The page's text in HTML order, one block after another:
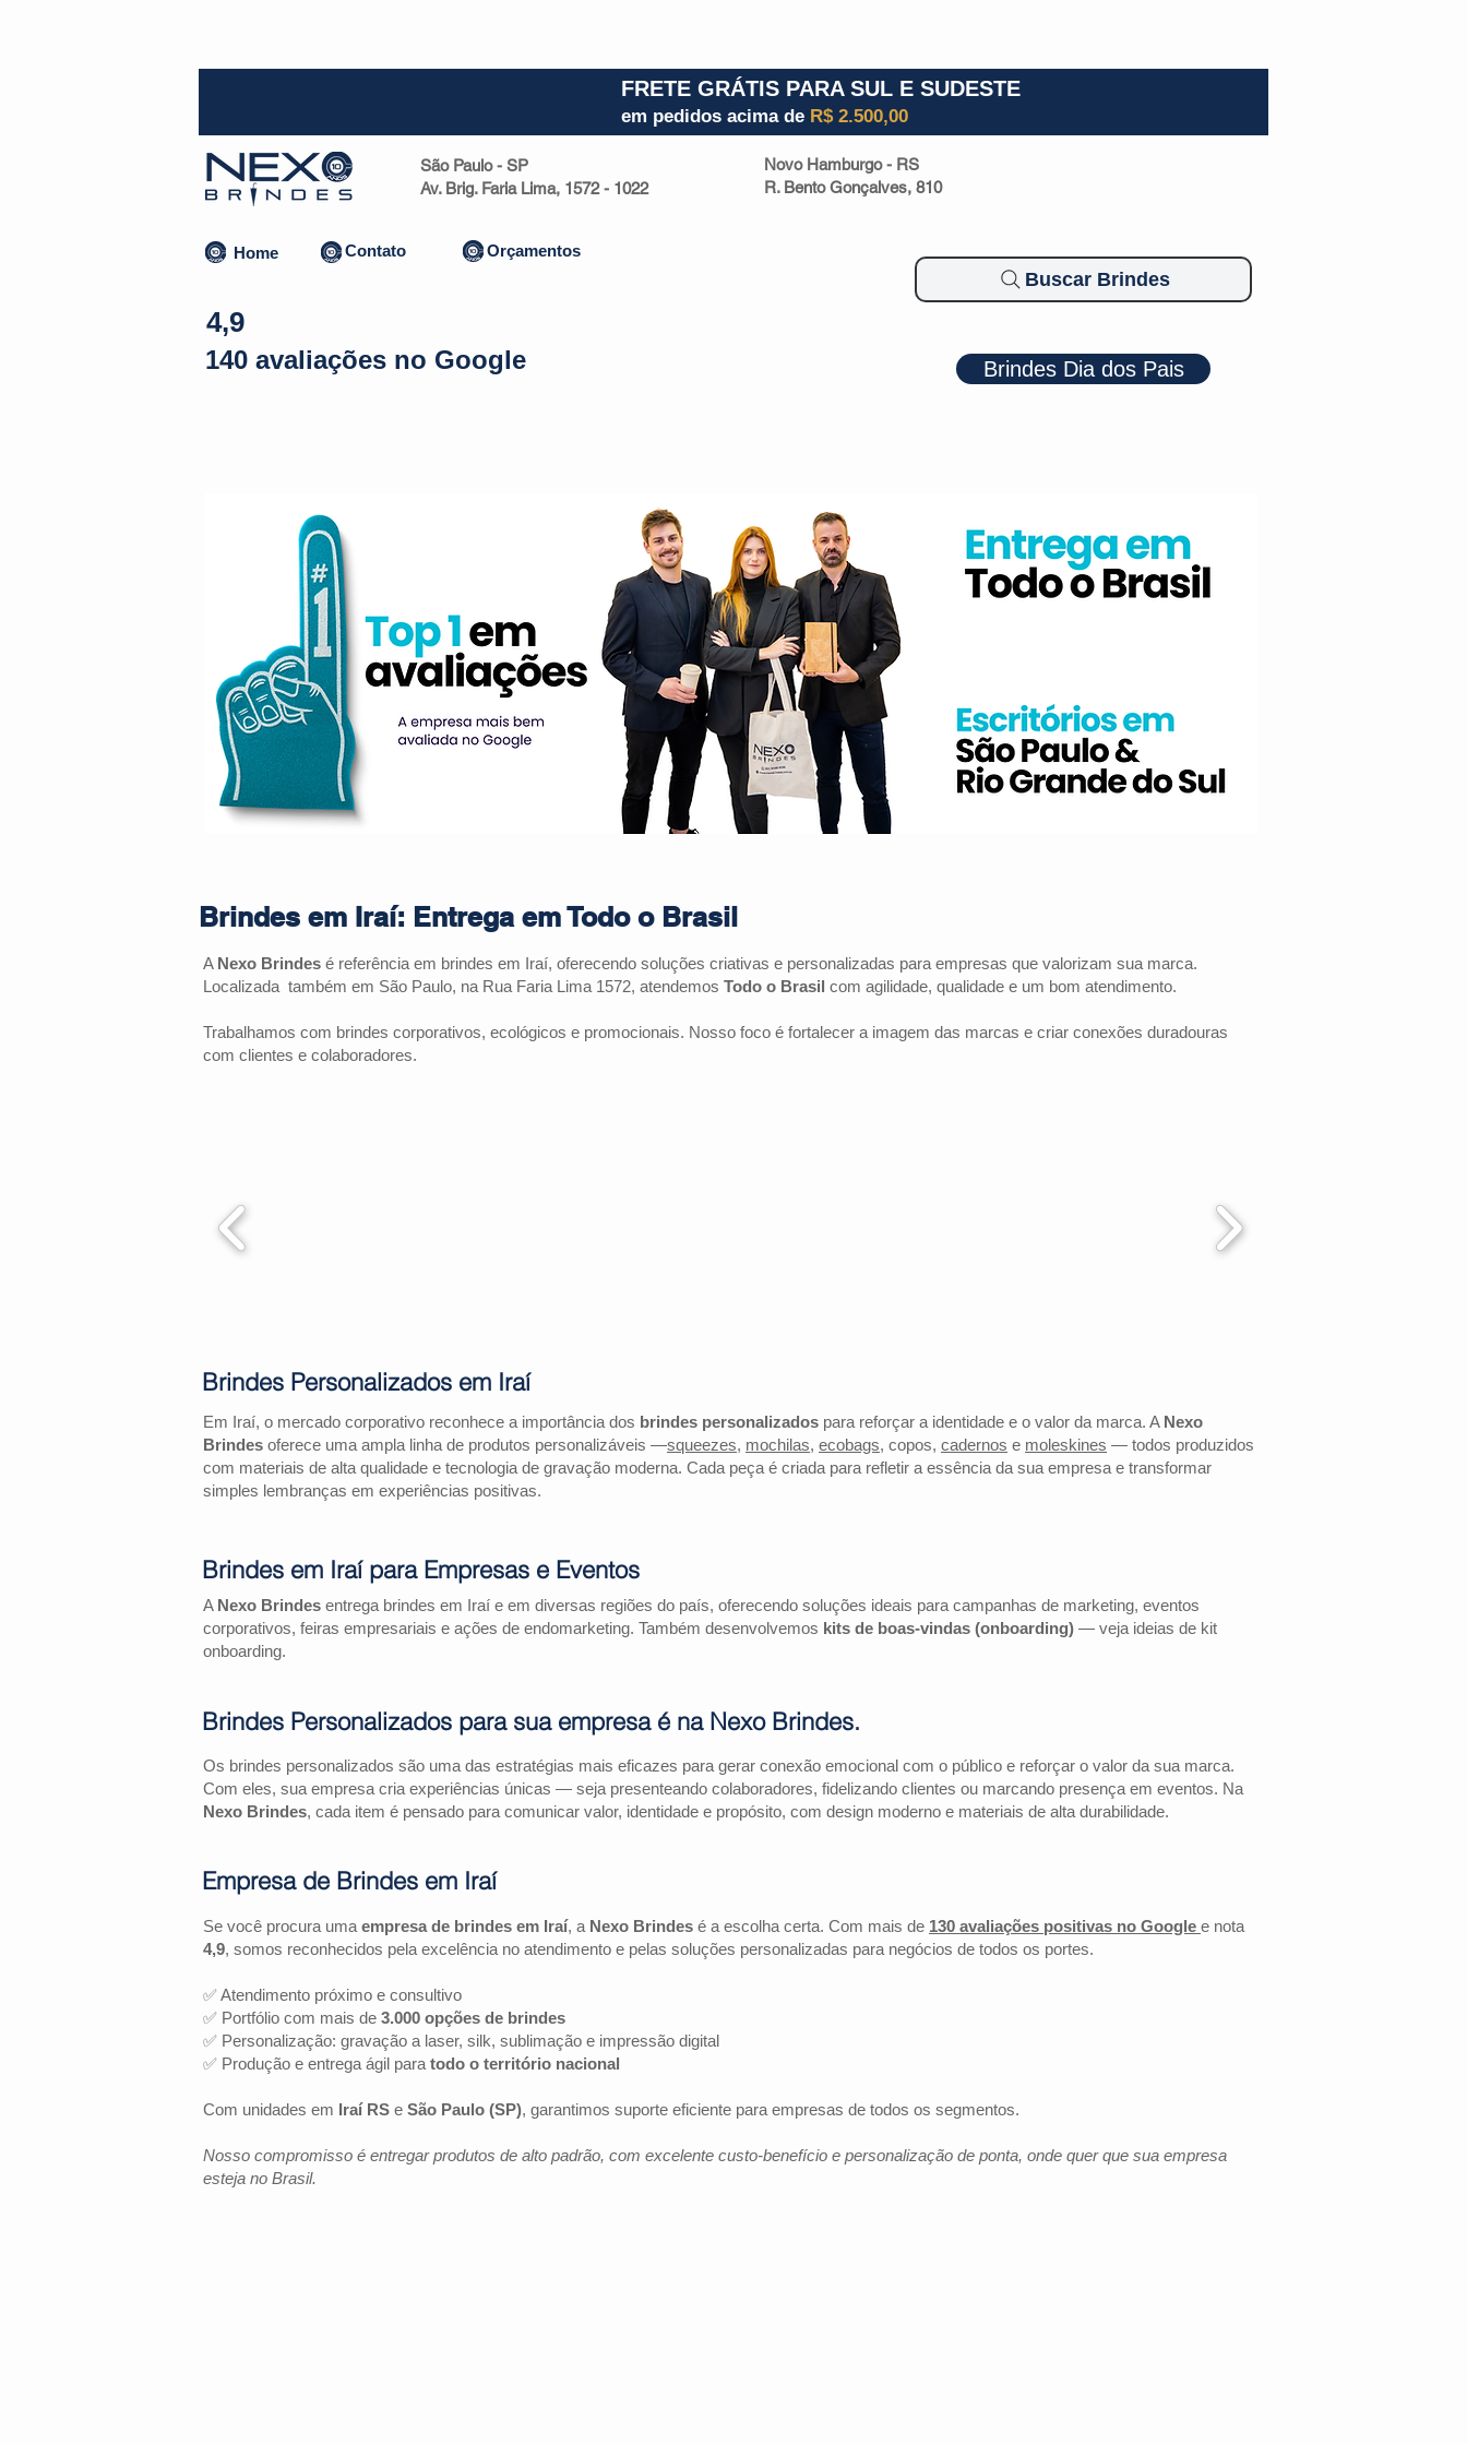
FRETE GRÁTIS PARA SUL E SUDESTE
em pedidos acima de R$ 2.500,00
São Paulo - SP
Av. Brig. Faria Lima, 1572 - 1022
Novo Hamburgo - RS
R. Bento Gonçalves, 810
Home Contato Orçamentos
4,9
140 avaliações no Google
Buscar Brindes
Brindes Dia dos Pais
Brindes em Iraí: Entrega em Todo o Brasil
A Nexo Brindes é referência em brindes em Iraí, oferecendo soluções criativas e personalizadas para empresas que valorizam sua marca.
Localizada também em São Paulo, na Rua Faria Lima 1572, atendemos Todo o Brasil com agilidade, qualidade e um bom atendimento.
Trabalhamos com brindes corporativos, ecológicos e promocionais. Nosso foco é fortalecer a imagem das marcas e criar conexões duradouras
com clientes e colaboradores.
Em Iraí, o mercado corporativo reconhece a importância dos brindes personalizados para reforçar a identidade e o valor da marca. A Nexo
Brindes oferece uma ampla linha de produtos personalizáveis —squeezes, mochilas, ecobags, copos, cadernos e moleskines — todos produzidos
com materiais de alta qualidade e tecnologia de gravação moderna. Cada peça é criada para refletir a essência da sua empresa e transformar
simples lembranças em experiências positivas.
A Nexo Brindes entrega brindes em Iraí e em diversas regiões do país, oferecendo soluções ideais para campanhas de marketing, eventos
corporativos, feiras empresariais e ações de endomarketing. Também desenvolvemos kits de boas-vindas (onboarding) — veja ideias de kit
onboarding.
Os brindes personalizados são uma das estratégias mais eficazes para gerar conexão emocional com o público e reforçar o valor da sua marca.
Com eles, sua empresa cria experiências únicas — seja presenteando colaboradores, fidelizando clientes ou marcando presença em eventos. Na
Nexo Brindes, cada item é pensado para comunicar valor, identidade e propósito, com design moderno e materiais de alta durabilidade.
Se você procura uma empresa de brindes em Iraí, a Nexo Brindes é a escolha certa. Com mais de 130 avaliações positivas no Google e nota
4,9, somos reconhecidos pela excelência no atendimento e pelas soluções personalizadas para negócios de todos os portes.
✅ Atendimento próximo e consultivo
✅ Portfólio com mais de 3.000 opções de brindes
✅ Personalização: gravação a laser, silk, sublimação e impressão digital
✅ Produção e entrega ágil para todo o território nacional
Com unidades em Iraí RS e São Paulo (SP), garantimos suporte eficiente para empresas de todos os segmentos.
Nosso compromisso é entregar produtos de alto padrão, com excelente custo-benefício e personalização de ponta, onde quer que sua empresa
esteja no Brasil.
Brindes Personalizados em Iraí
Brindes em Iraí para Empresas e Eventos
Brindes Personalizados para sua empresa é na Nexo Brindes.
Empresa de Brindes em Iraí